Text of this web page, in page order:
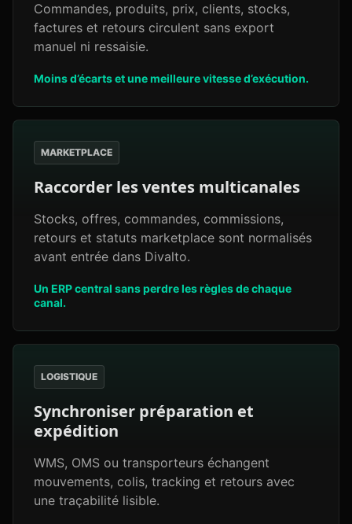
Commandes, produits, prix, clients, stocks,
factures et retours circulent sans export
manuel ni ressaisie.
Moins d’écarts et une meilleure vitesse d’exécution.
MARKETPLACE
Raccorder les ventes multicanales
Stocks, offres, commandes, commissions,
retours et statuts marketplace sont normalisés
avant entrée dans Divalto.
Un ERP central sans perdre les règles de chaque
canal.
LOGISTIQUE
Synchroniser préparation et
expédition
WMS, OMS ou transporteurs échangent
mouvements, colis, tracking et retours avec
une traçabilité lisible.